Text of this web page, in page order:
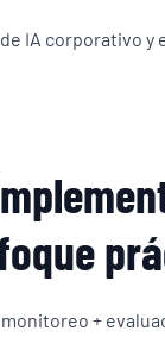
IA corporativo y
+